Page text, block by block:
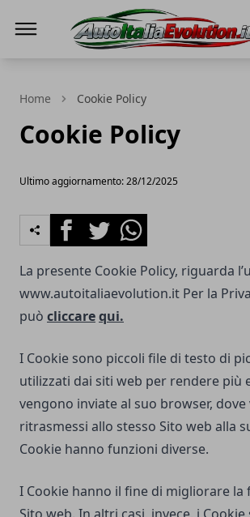
Home Cookie Policy
Cookie Policy
Ultimo aggiornamento: 28/12/2025
FacebookTwitterWhatsapp
La presente Cookie Policy, riguarda
www.autoitaliaevolution.it Per la
può cliccarequi.
I Cookie sono piccoli file di testo di
utilizzati dai siti web per rendere più
vengono inviate al suo browser,
ritrasmessi allo stesso Sito web alla
Cookie hanno funzioni diverse.
I Cookie hanno il fine di migliorare